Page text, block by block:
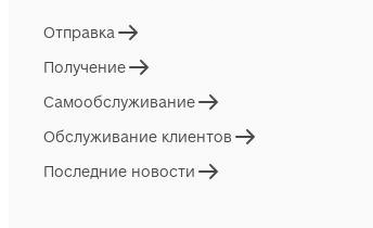
Отправка
Получение
Самообслуживание
Обслуживание клиентов
Последние новости